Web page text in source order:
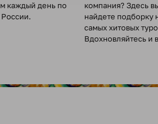
каждый день по
компания? Здесь
найдете подборку
самых хитовых
Вдохновляйтесь и